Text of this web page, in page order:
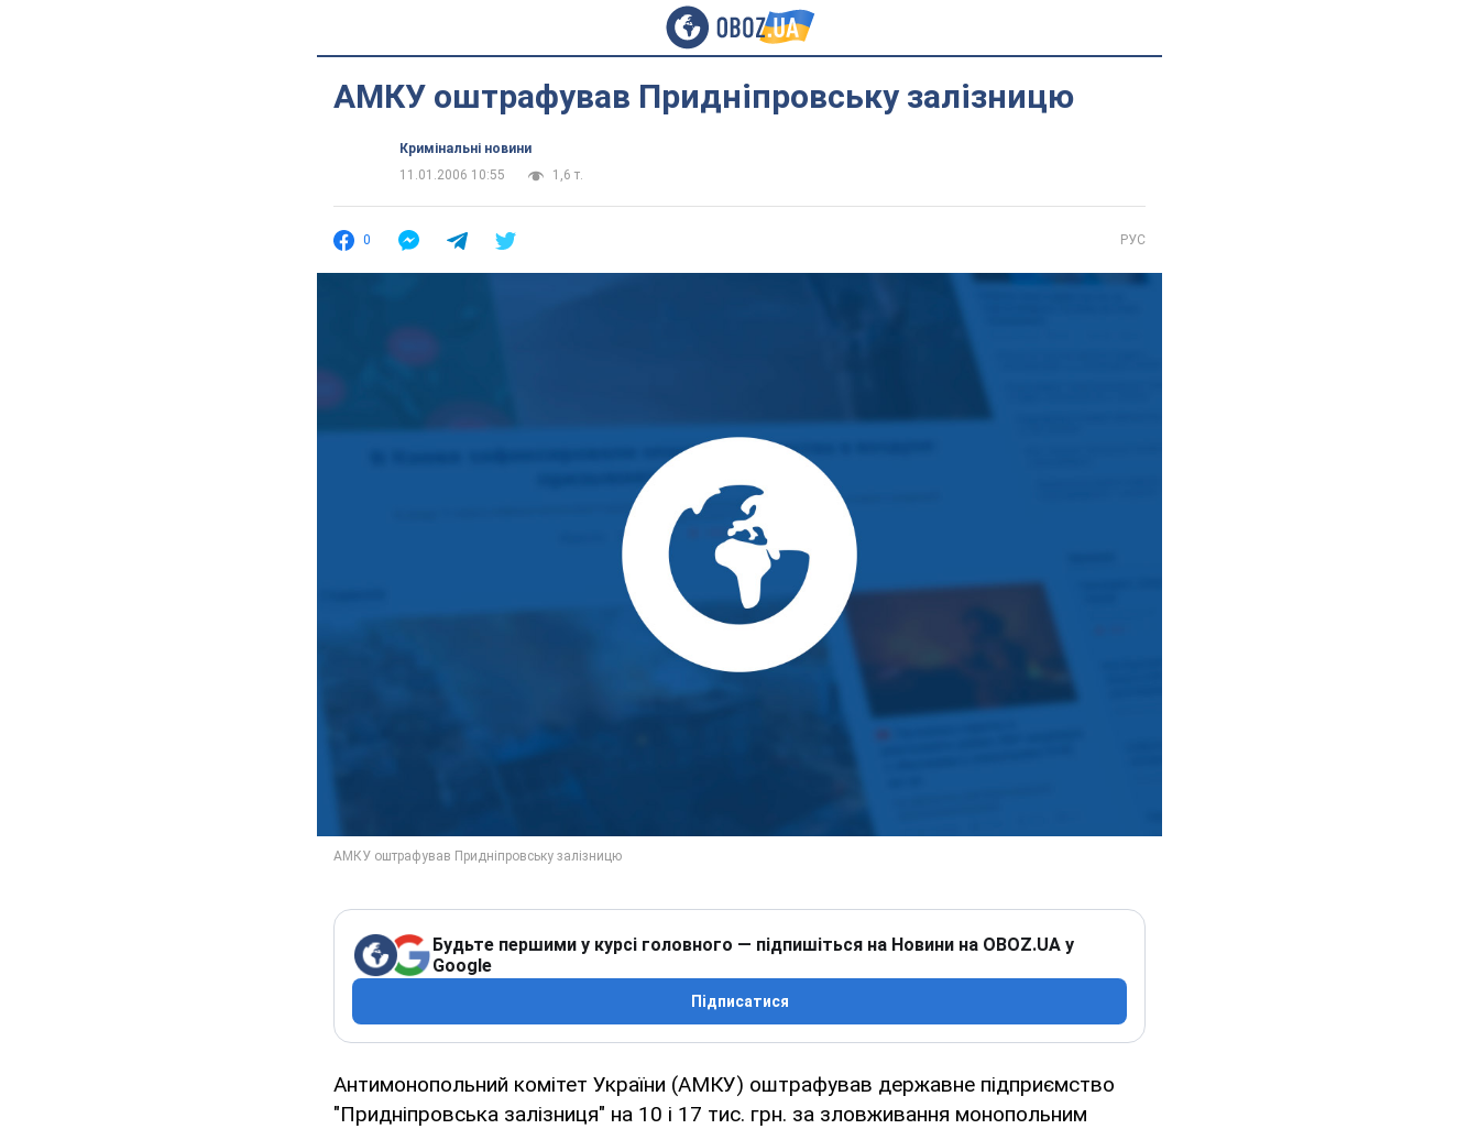
АМКУ оштрафував Придніпровську залізницю
Кримінальні новини
11.01.2006 10:55
1,6 т.
0 РУС
Будьте першими у курсі головного — підпишіться на Новини на OBOZ.UA у
Google
Підписатися
Антимонопольний комітет України (АМКУ) оштрафував державне підприємство
"Придніпровська залізниця" на 10 і 17 тис. грн. за зловживання монопольним